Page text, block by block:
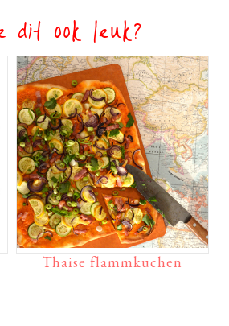
dit ook leuk?
Thaise flammkuchen